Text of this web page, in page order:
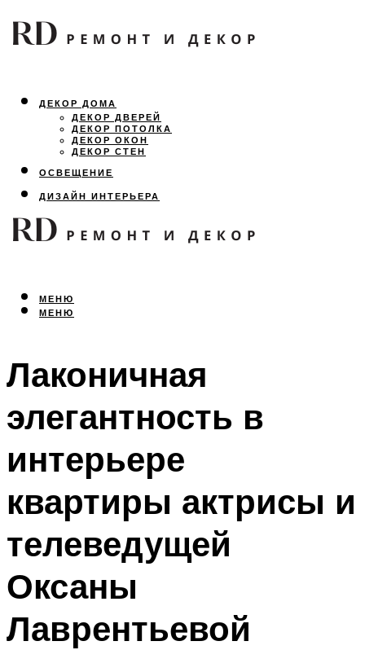
ДЕКОР ДОМА
ДЕКОР ДВЕРЕЙ
ДЕКОР ПОТОЛКА
ДЕКОР ОКОН
ДЕКОР СТЕН
ОСВЕЩЕНИЕ
ДИЗАЙН ИНТЕРЬЕРА
ЛАНДШАФТНЫЙ ДИЗАЙН
ВСЕ ПРО РЕМОНТ
МЕНЮ
МЕНЮ
Лаконичная
элегантность в
интерьере
квартиры актрисы и
телеведущей
Оксаны
Лаврентьевой